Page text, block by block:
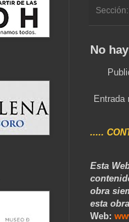
Sección:
No
Entrada
.....
Esta
obra
esta
Web: